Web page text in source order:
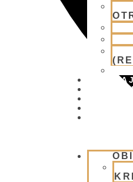
DONIRAJ
VAŠA